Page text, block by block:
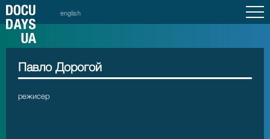
english
Павло Дорогой
режисер